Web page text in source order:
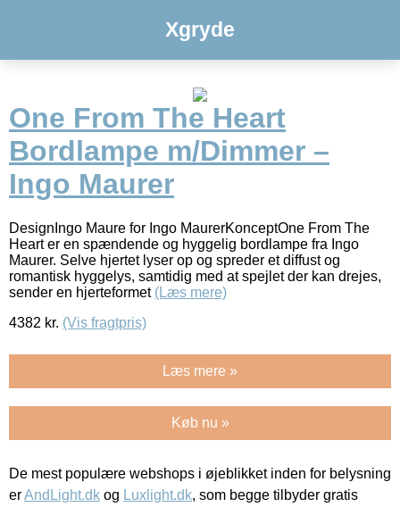
Xgryde
One From The Heart
Bordlampe m/Dimmer –
Ingo Maurer
DesignIngo Maure for Ingo MaurerKonceptOne From The
Heart er en spændende og hyggelig bordlampe fra Ingo
Maurer. Selve hjertet lyser op og spreder et diffust og
romantisk hyggelys, samtidig med at spejlet der kan drejes,
sender en hjerteformet (Læs mere)
4382 kr. (Vis fragtpris)
Læs mere »
Køb nu »
De mest populære webshops i øjeblikket inden for belysning
erAndLight.dk og Luxlight.dk, som begge tilbyder gratis